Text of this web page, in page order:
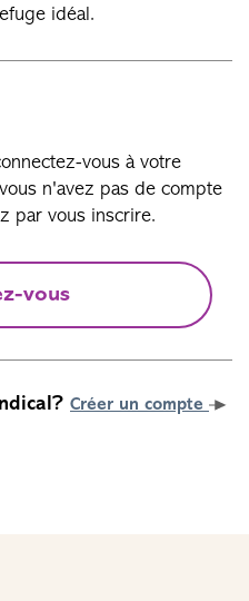
idéal.
vous à votre
n'avez pas de compte
par vous inscrire.
vous
Créer un compte